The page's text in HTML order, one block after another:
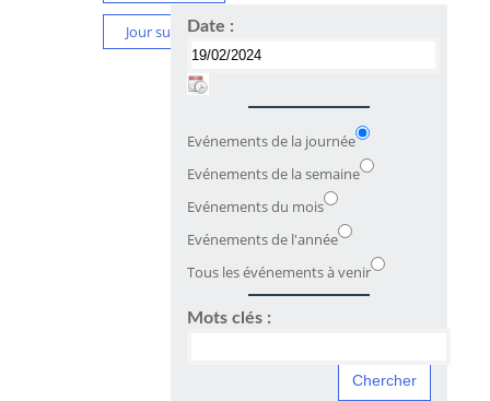
Jour suivantDate :
Evénements de la journée
Evénements de la semaine
Evénements du mois
Evénements de l'année
Tous les événements à venir
Mots clés :